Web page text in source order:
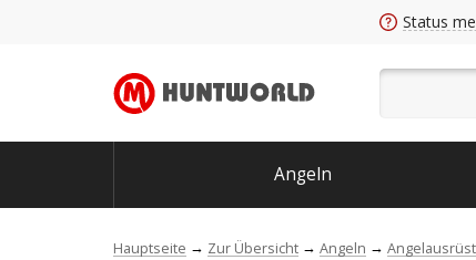
Status
Angeln
Hauptseite Zur Übersicht Angeln